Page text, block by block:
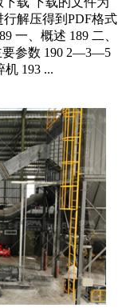
解压得到PDF格式
一、概述 189 二、
要参数 190 2—3—5
193 ...